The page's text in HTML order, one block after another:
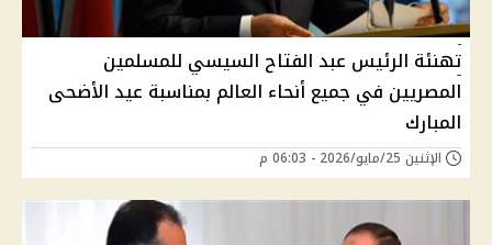
تهنئة الرئيس عبد الفتاح السيسي للمسلمين
المصريين في جميع أنحاء العالم بمناسبة عيد الأضحى
المبارك
الإثنين 25/مايو/2026 - 06:03 م